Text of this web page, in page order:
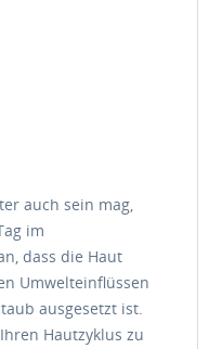
auch sein mag,
im
dass die Haut
Umwelteinflüssen
ausgesetzt ist.
Hautzyklus zu